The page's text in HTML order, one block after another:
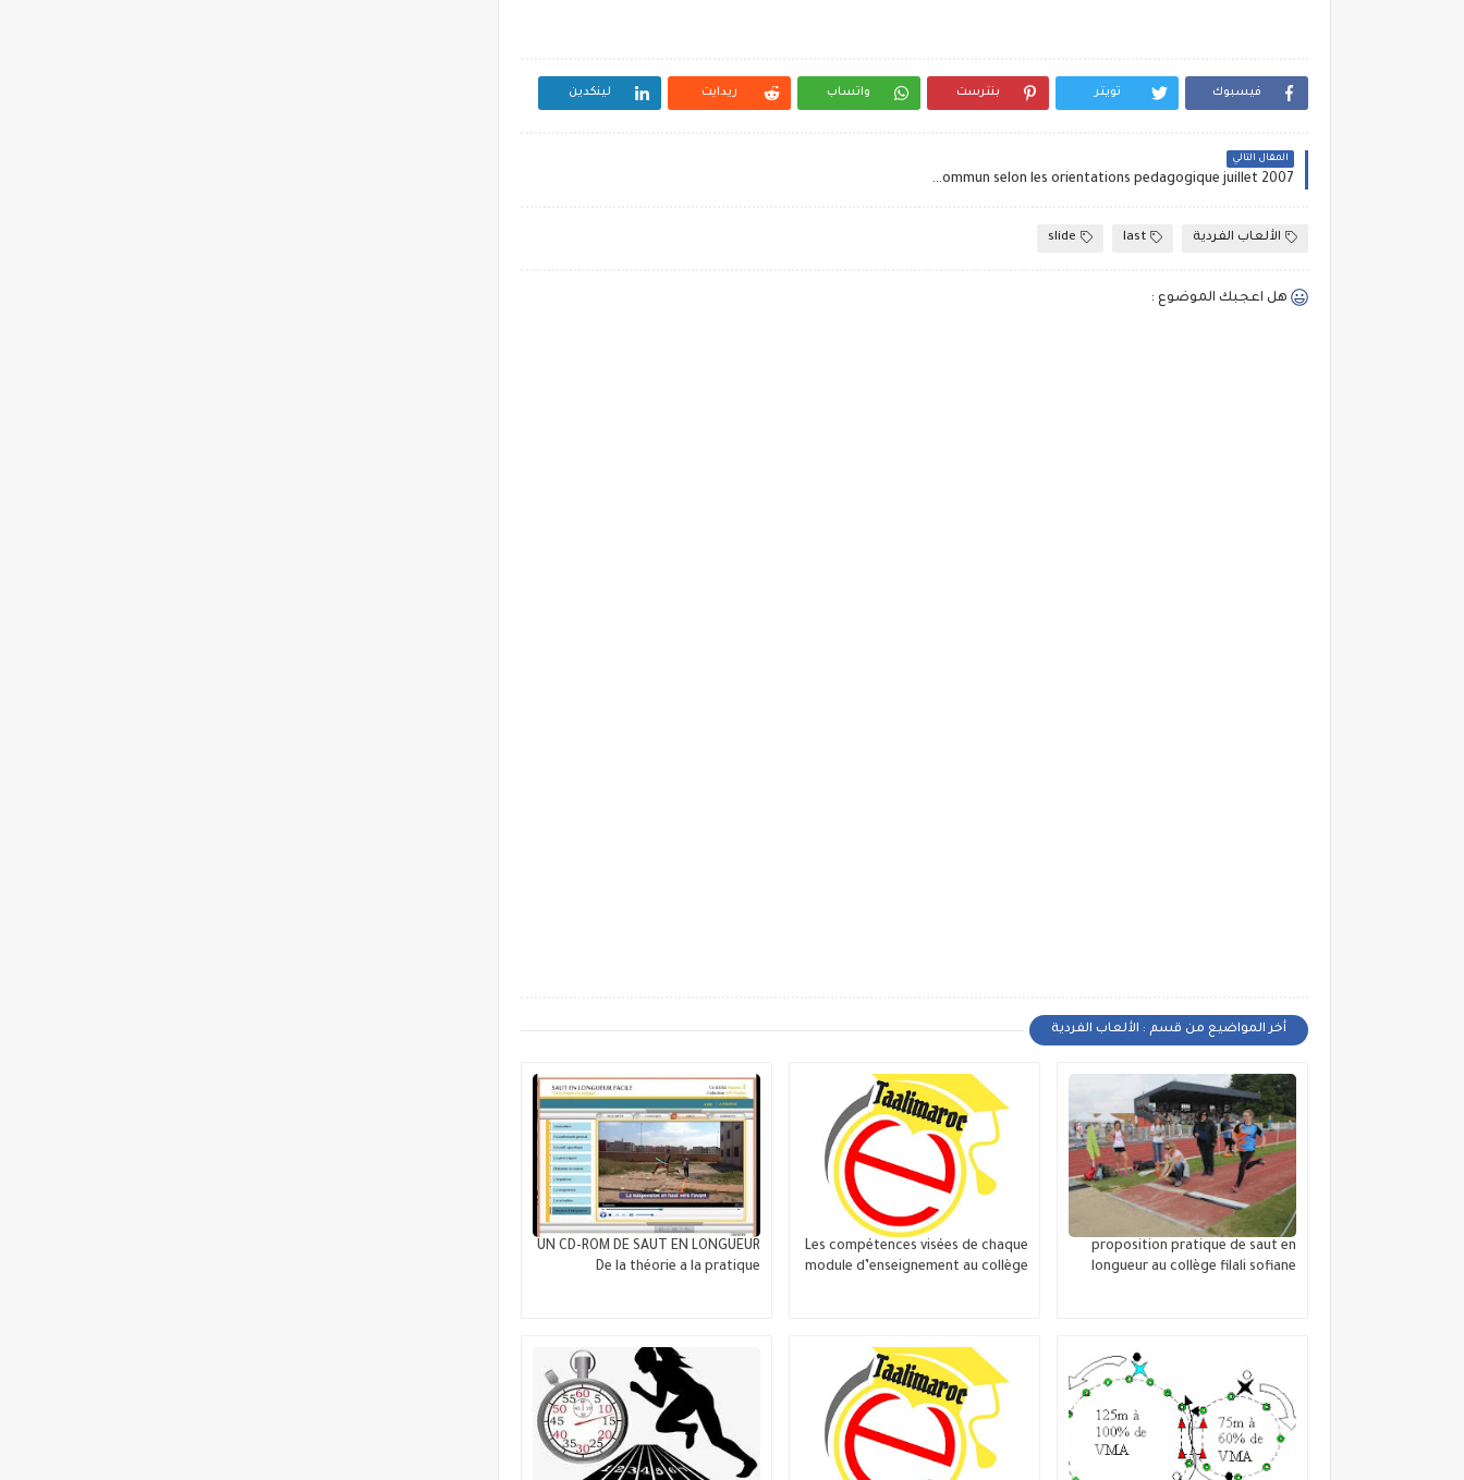
فيسبوك تويتر بنترست واتساب ريدايت لينكدين
المقال التالي
un nouveau cycle de 08 seances de l acro-gym pour les tronc commun selon les orientations pedagogique juillet 2007
الألعاب الفردية last
slide
هل اعجبك الموضوع :
أخر المواضيع من قسم : الألعاب الفردية
proposition pratique de saut en
longueur au collège filali sofiane
Les compétences visées de chaque
module d’enseignement au collège
UN CD-ROM DE SAUT EN LONGUEUR
De la théorie a la pratique